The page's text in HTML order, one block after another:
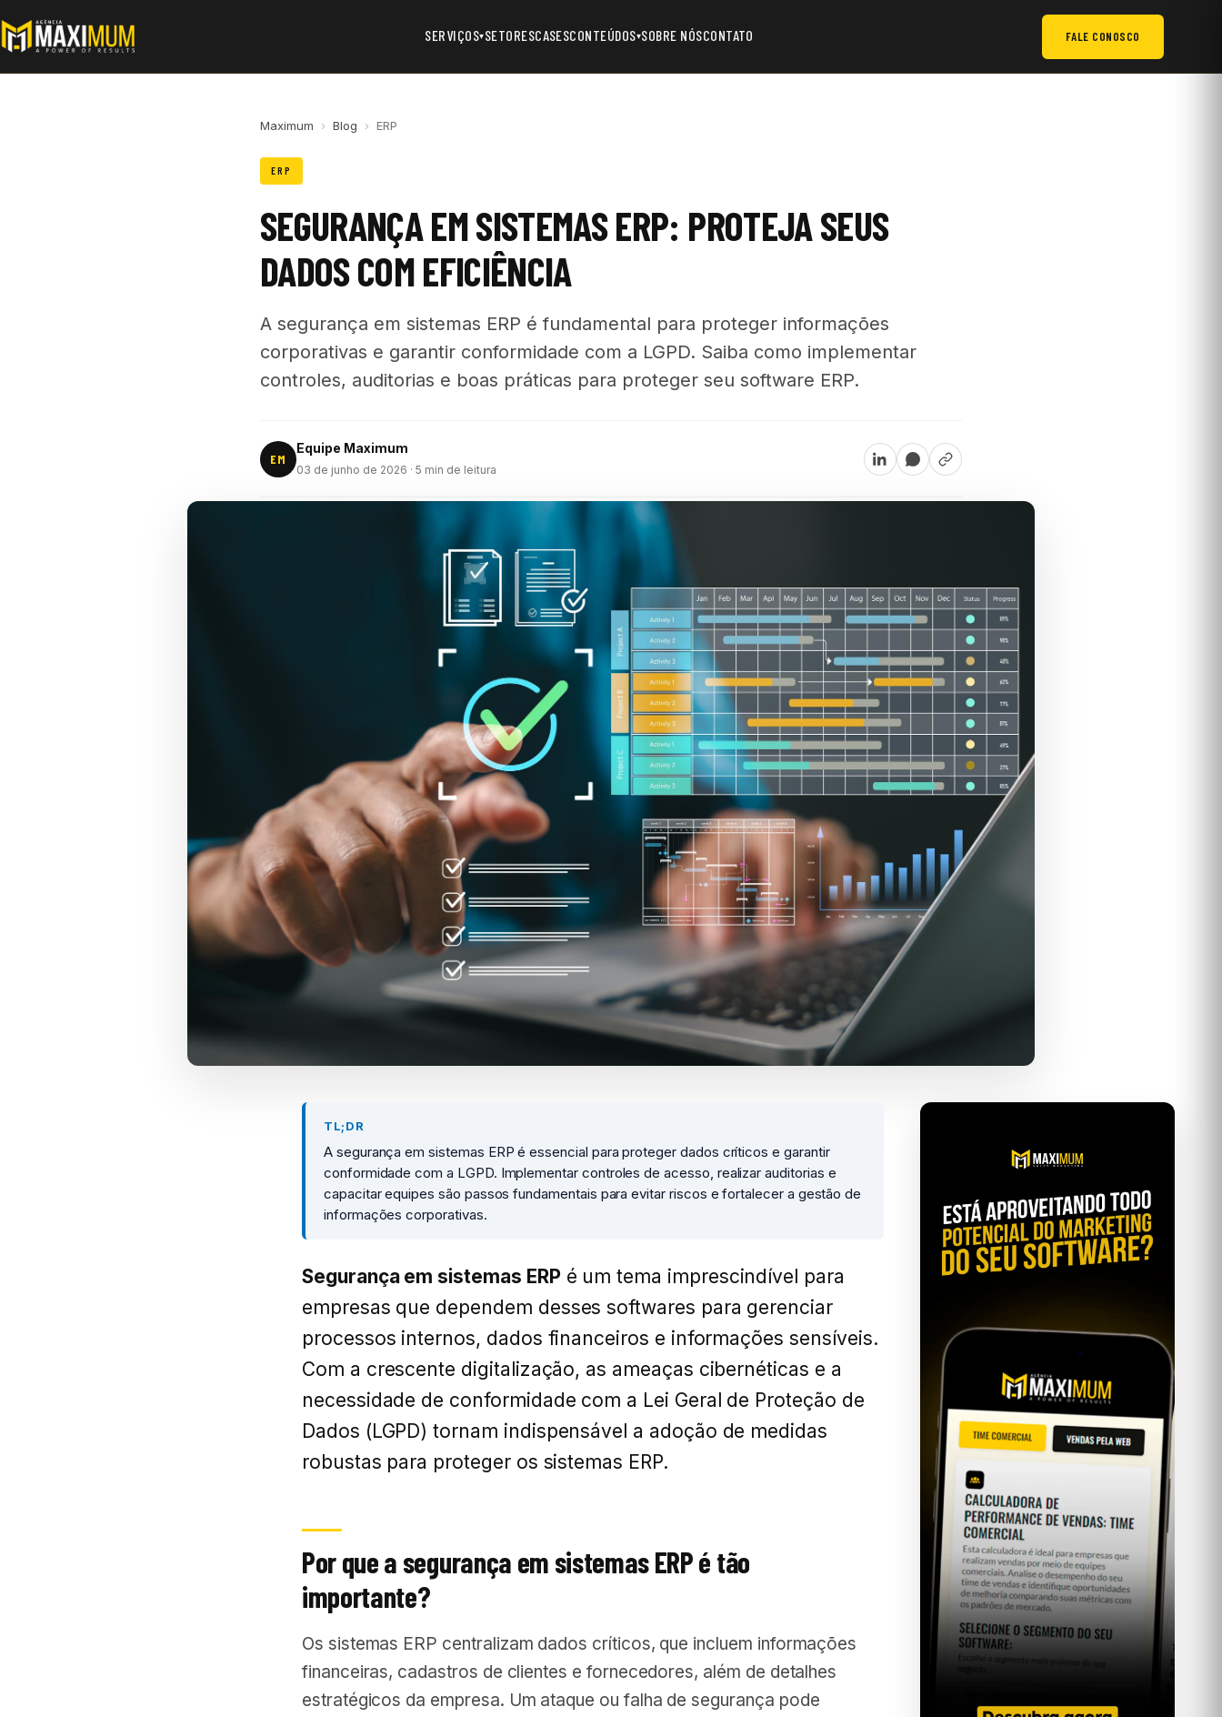
SERVIÇOS▾SETORESCASESCONTEÚDOS▾SOBRE NÓSCONTATO FALE CONOSCO
Maximum › Blog › ERP
ERP
SEGURANÇA EM SISTEMAS ERP: PROTEJA SEUS
DADOS COM EFICIÊNCIA
A segurança em sistemas ERP é fundamental para proteger informações
corporativas e garantir conformidade com a LGPD. Saiba como implementar
controles, auditorias e boas práticas para proteger seu software ERP.
EM
Equipe Maximum
03 de junho de 2026 · 5 min de leitura
TL;DR
A segurança em sistemas ERP é essencial para proteger dados críticos e garantir
conformidade com a LGPD. Implementar controles de acesso, realizar auditorias e
capacitar equipes são passos fundamentais para evitar riscos e fortalecer a gestão de
informações corporativas.
Segurança em sistemas ERPé um tema imprescindível para
empresas que dependem desses softwares para gerenciar
processos internos, dados financeiros e informações sensíveis.
Com a crescente digitalização, as ameaças cibernéticas e a
necessidade de conformidade com a Lei Geral de Proteção de
Dados (LGPD) tornam indispensável a adoção de medidas
robustas para proteger os sistemas ERP.
Por que a segurança em sistemas ERP é tão
importante?
Os sistemas ERP centralizam dados críticos, que incluem informações
financeiras, cadastros de clientes e fornecedores, além de detalhes
estratégicos da empresa. Um ataque ou falha de segurança pode